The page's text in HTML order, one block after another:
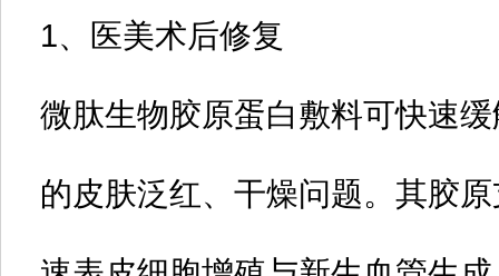
1、医美术后修复‌
微肽生物胶原蛋白敷料可快速
的皮肤泛红、干燥问题。其胶